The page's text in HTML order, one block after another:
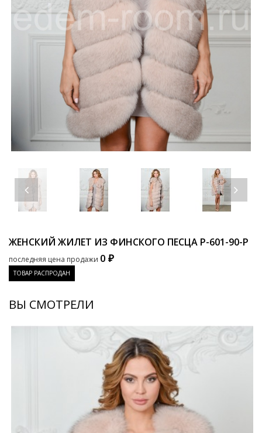
ЖЕНСКИЙ ЖИЛЕТ ИЗ ФИНСКОГО ПЕСЦА P-601-90-P
последняя цена продажи 0 ₽
ТОВАР РАСПРОДАН
ВЫ СМОТРЕЛИ